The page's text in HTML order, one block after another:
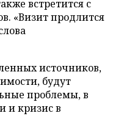
встретится с
«Визит продлится
источников,
будут
проблемы, в
и кризис в